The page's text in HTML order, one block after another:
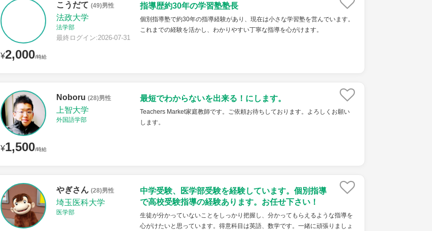
¥2,000/時給
こうだて (49)男性
法政大学
法学部
最終ログイン:2026-07-31
指導歴約30年の学習塾塾長
個別指導塾で約30年の指導経験があり、現在は小さな学習塾を営んでいます。
これまでの経験を活かし、わかりやすい丁寧な指導を心がけます。
¥1,500/時給
Noboru (28)男性
上智大学
外国語学部
最短でわからないを出来る！にします。
Teachers Market家庭教師です。ご依頼お待ちしております。よろしくお願い
します。
やぎさん (28)男性
埼玉医科大学
医学部
中学受験、医学部受験を経験しています。個別指導
で高校受験指導の経験あります。お任せ下さい！
生徒が分かっていないことをしっかり把握し、分かってもらえるような指導を
心がけたいと思っています。得意科目は英語、数学です。一緒に頑張りましょ